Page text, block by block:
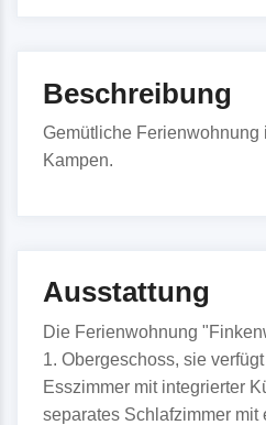
Beschreibung
Gemütliche Ferienwohnung
Kampen.
Ausstattung
Die Ferienwohnung
1. Obergeschoss, sie
Esszimmer mit integrierter
separates Schlafzimmer mit